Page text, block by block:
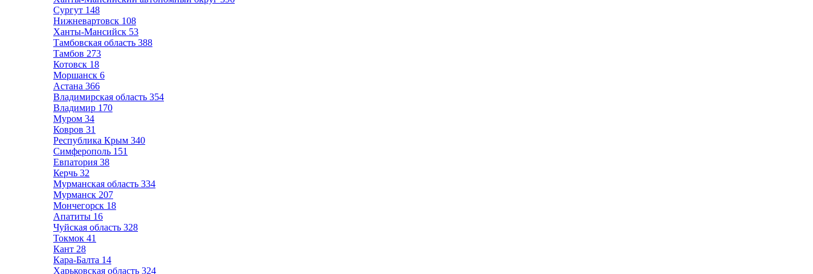
Сургут 148
Нижневартовск 108
Ханты-Мансийск 53
Тамбовская область 388
Тамбов 273
Котовск 18
Моршанск 6
Астана 366
Владимирская область 354
Владимир 170
Муром 34
Ковров 31
Республика Крым 340
Симферополь 151
Евпатория 38
Керчь 32
Мурманская область 334
Мурманск 207
Мончегорск 18
Апатиты 16
Чуйская область 328
Токмок 41
Кант 28
Кара-Балта 14
Харьковская область 324